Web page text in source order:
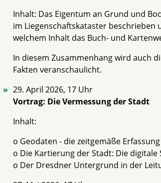
Inhalt: Das Eigentum an Grund und
im Liegenschaftskataster beschrieben
welchem Inhalt das Buch- und
In diesem Zusammenhang wird auch
Fakten veranschaulicht.
29. April 2026, 17 Uhr
Vortrag: Die Vermessung der Stadt
Inhalt:
o Geodaten - die zeitgemäße Erfassung
o Die Kartierung der Stadt: Die digitale
o Der Dresdner Untergrund in der